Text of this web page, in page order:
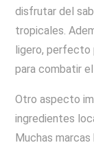
disfrutar del
tropicales.
ligero, perfecto
para combatir
Otro aspecto
ingredientes
Muchas